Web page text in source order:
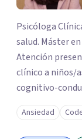
Psicóloga
salud. Máster
Atención
clínico a niños/
cognitivo-
Ansiedad